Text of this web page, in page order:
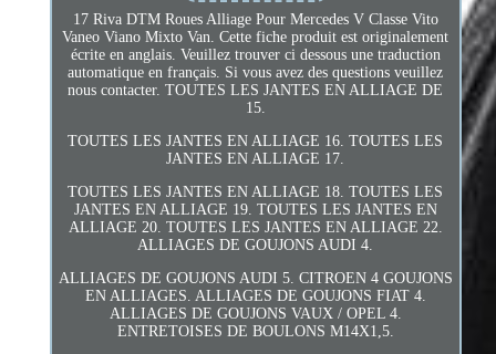
17 Riva DTM Roues Alliage Pour Mercedes V Classe Vito
Vaneo Viano Mixto Van. Cette fiche produit est originalement
écrite en anglais. Veuillez trouver ci dessous une traduction
automatique en français. Si vous avez des questions veuillez
nous contacter. TOUTES LES JANTES EN ALLIAGE DE
15.
TOUTES LES JANTES EN ALLIAGE 16. TOUTES LES
JANTES EN ALLIAGE 17.
TOUTES LES JANTES EN ALLIAGE 18. TOUTES LES
JANTES EN ALLIAGE 19. TOUTES LES JANTES EN
ALLIAGE 20. TOUTES LES JANTES EN ALLIAGE 22.
ALLIAGES DE GOUJONS AUDI 4.
ALLIAGES DE GOUJONS AUDI 5. CITROEN 4 GOUJONS
EN ALLIAGES. ALLIAGES DE GOUJONS FIAT 4.
ALLIAGES DE GOUJONS VAUX / OPEL 4.
ENTRETOISES DE BOULONS M14X1,5.